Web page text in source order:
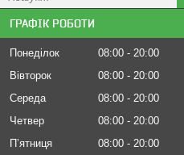
ГРАФІК РОБОТИ
Понеділок 08:00
20:00
Вівторок
08:00
20:00
Середа
08:00
20:00
Четвер
08:00
20:00
Пʼятниця
08:00
20:00